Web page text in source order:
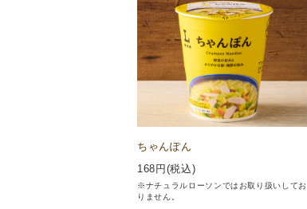
ちゃんぽん
168 円(税込)
※ナチュラルローソンではお取り扱いしてお
りません。